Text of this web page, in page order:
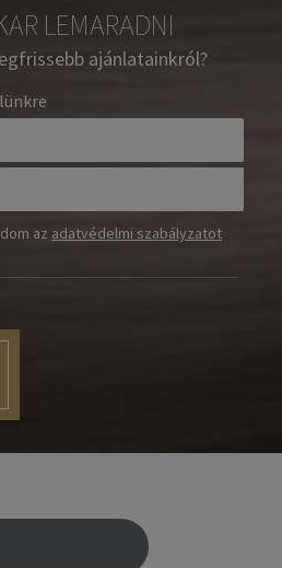
LEMARADNI
ajánlatainkról?
az adatvédelmi szabályzatot